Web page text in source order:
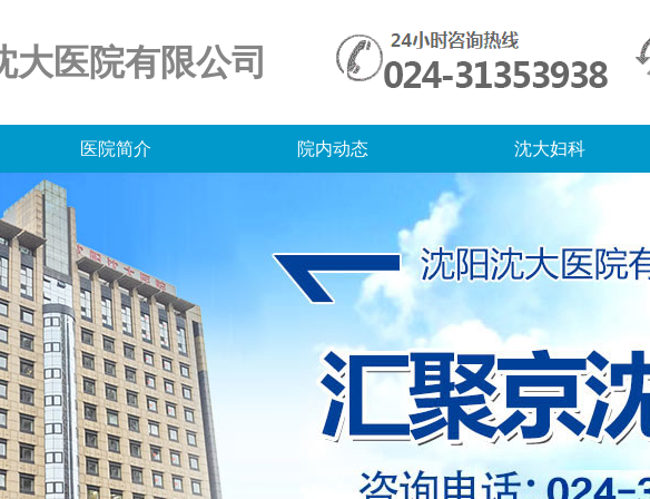
大医院有限公司
医院简介 院内动态 沈大妇科